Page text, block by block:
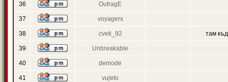
36 OutragE
37 voyagerx
38 cveti_92 там
39 Unbreakable
40 demode
41 vujeto